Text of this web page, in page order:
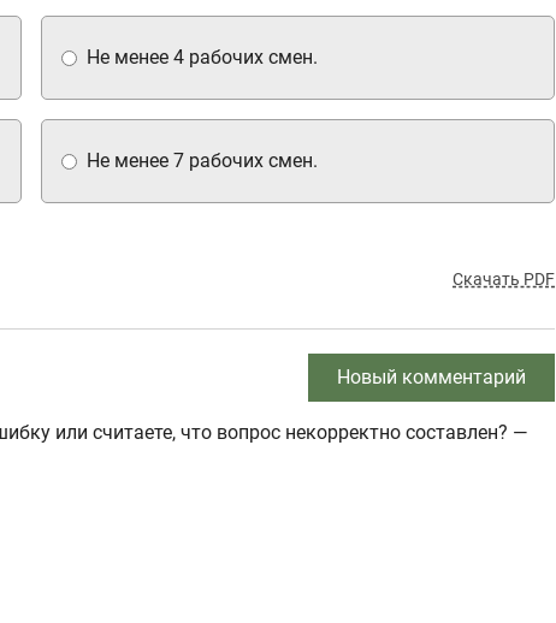
Не менее 7 рабочих смен.
Не менее 4 рабочих смен.
Скачать PDF
Новый комментарий
или считаете, что вопрос некорректно составлен? —